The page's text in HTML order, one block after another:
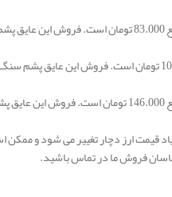
قیمت ارز دچار تغییر می شود و
فروش ما در تماس باشید.